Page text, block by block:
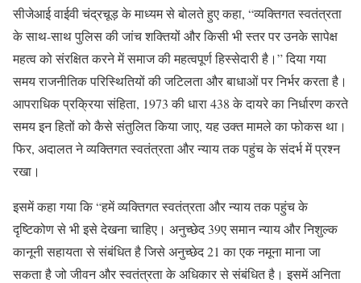
सीजेआई वाईवी चंद्रचूड़ के माध्यम से बोलते हुए कहा, “व्यक्तिगत स्वतंत्रता
के साथ-साथ पुलिस की जांच शक्तियों और किसी भी स्तर पर उनके सापेक्ष
महत्व को संरक्षित करने में समाज की महत्वपूर्ण हिस्सेदारी है।” दिया गया
समय राजनीतिक परिस्थितियों की जटिलता और बाधाओं पर निर्भर करता है।
आपराधिक प्रक्रिया संहिता, 1973 की धारा 438 के दायरे का निर्धारण करते
समय इन हितों को कैसे संतुलित किया जाए, यह उक्त मामले का फोकस था।
फिर, अदालत ने व्यक्तिगत स्वतंत्रता और न्याय तक पहुंच के संदर्भ में प्रश्न
रखा।
इसमें कहा गया कि “हमें व्यक्तिगत स्वतंत्रता और न्याय तक पहुंच के
दृष्टिकोण से भी इसे देखना चाहिए। अनुच्छेद 39ए समान न्याय और निशुल्क
कानूनी सहायता से संबंधित है जिसे अनुच्छेद 21 का एक नमूना माना जा
सकता है जो जीवन और स्वतंत्रता के अधिकार से संबंधित है। इसमें अनिता